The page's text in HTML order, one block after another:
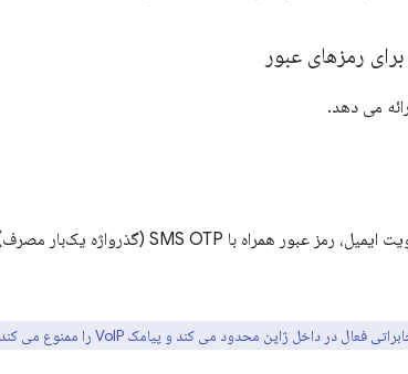
رمزهای عبور
می دهد.